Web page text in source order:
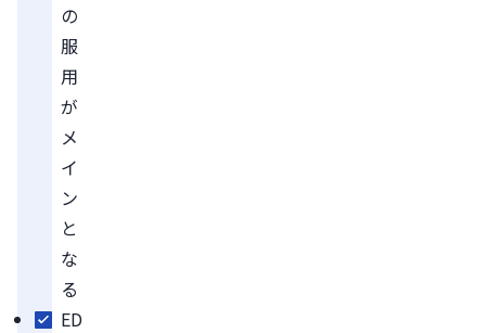
の
服
用
が
メ
イ
ン
と
な
る
ED